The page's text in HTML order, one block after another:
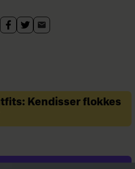
Kendisser flokkes